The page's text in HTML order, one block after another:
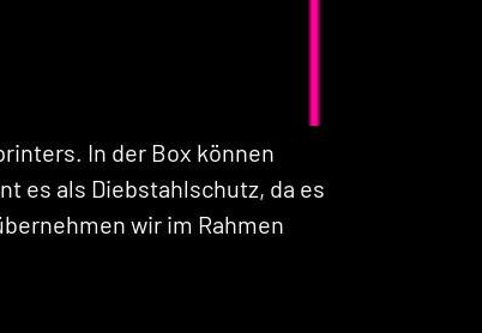
In der Box können
es als Diebstahlschutz, da es
wir im Rahmen